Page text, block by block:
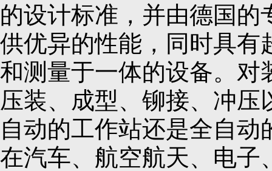
的设计标准，并由德国
供优异的性能，同时具
和测量于一体的设备。对
压装、成型、铆接、冲
自动的工作站还是全自
在汽车、航空航天、电子